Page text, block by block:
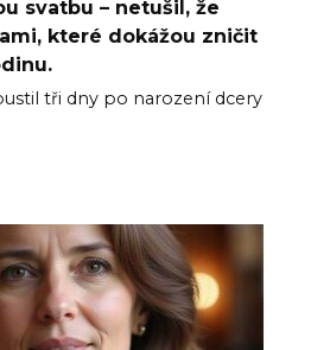
svatbu – netušil, že
které dokážou zničit
tři dny po narození dcery